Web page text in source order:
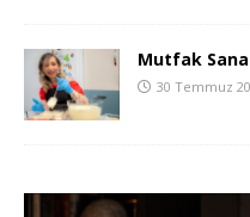
Mutfak
30 Temmuz